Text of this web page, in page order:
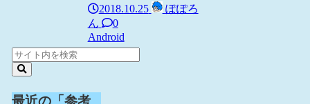
2018.10.25
ぽぽろ
ん
0
Android
最近の「参考